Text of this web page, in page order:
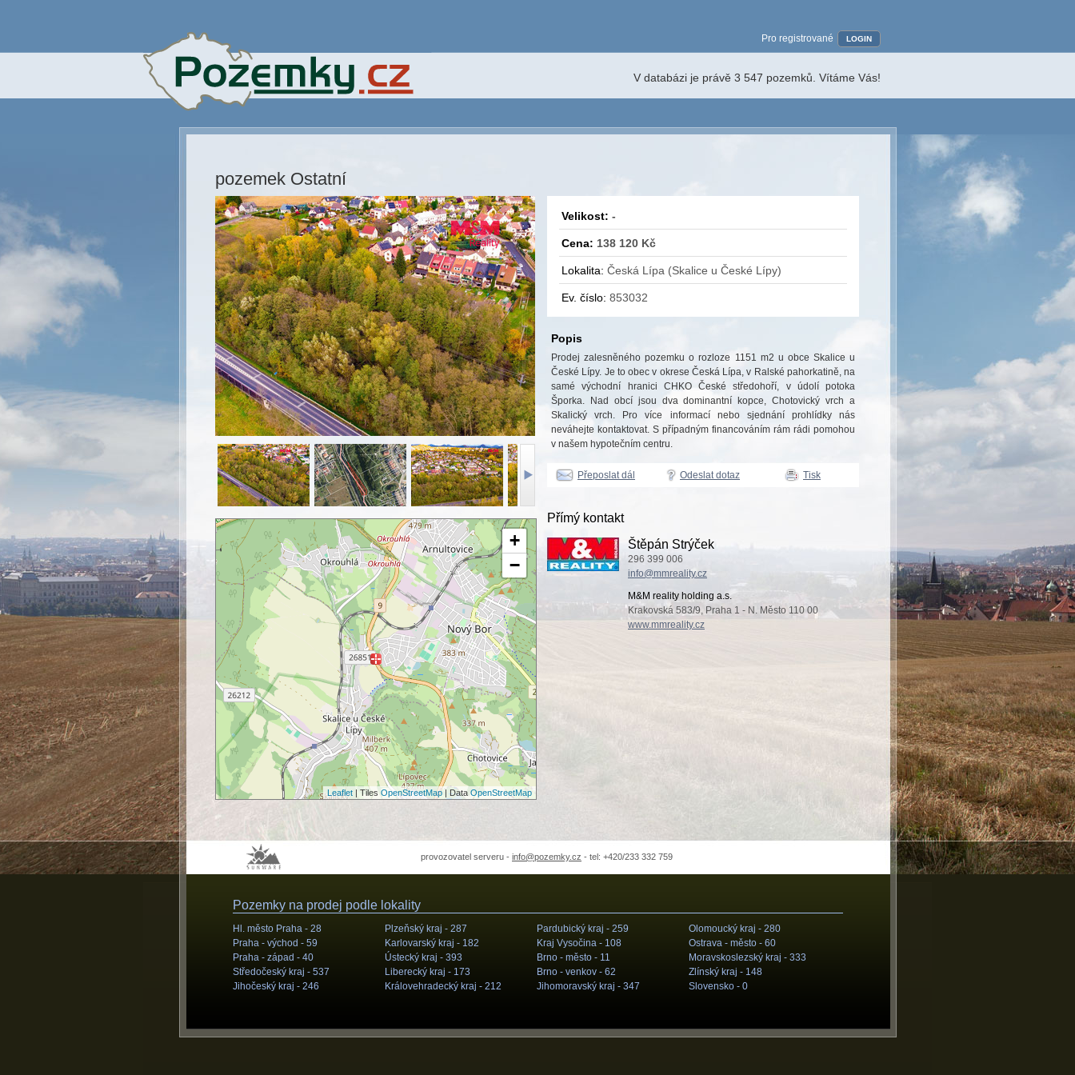
Pro registrované LOGIN
V databázi je právě 3 547 pozemků. Vítáme Vás!
pozemek Ostatní
+
−
Leaflet | Tiles OpenStreetMap | Data OpenStreetMap
Velikost: -
Cena: 138 120 Kč
Lokalita: Česká Lípa (Skalice u České Lípy)
Ev. číslo: 853032
Popis
Prodej zalesněného pozemku o rozloze 1151 m2 u obce Skalice u
České Lípy. Je to obec v okrese Česká Lípa, v Ralské pahorkatině, na
samé východní hranici CHKO České středohoří, v údolí potoka
Šporka. Nad obcí jsou dva dominantní kopce, Chotovický vrch a
Skalický vrch. Pro více informací nebo sjednání prohlídky nás
neváhejte kontaktovat. S případným financováním rám rádi pomohou
v našem hypotečním centru.
Přeposlat dál Odeslat dotaz Tisk
Přímý kontakt
Štěpán Strýček
296 399 006
info@mmreality.cz
M&M reality holding a.s.
Krakovská 583/9, Praha 1 - N. Město 110 00
www.mmreality.cz
provozovatel serveru - info@pozemky.cz - tel: +420/233 332 759
Pozemky na prodej podle lokality
Hl. město Praha - 28
Praha - východ - 59
Praha - západ - 40
Středočeský kraj - 537
Jihočeský kraj - 246
Plzeňský kraj - 287
Karlovarský kraj - 182
Ústecký kraj - 393
Liberecký kraj - 173
Královehradecký kraj - 212
Pardubický kraj - 259
Kraj Vysočina - 108
Brno - město - 11
Brno - venkov - 62
Jihomoravský kraj - 347
Olomoucký kraj - 280
Ostrava - město - 60
Moravskoslezský kraj - 333
Zlínský kraj - 148
Slovensko - 0